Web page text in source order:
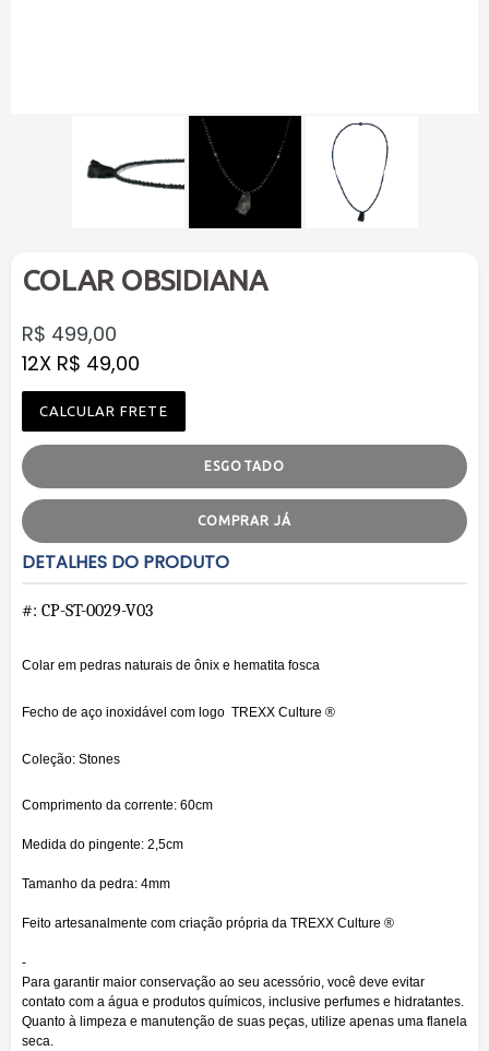
COLAR OBSIDIANA
Preço
normal
R$ 499,00
12X R$ 49,00
CALCULAR FRETE
ESGOTADO
COMPRAR JÁ
DETALHES DO PRODUTO
#: CP-ST-0029-V03
Colar em pedras naturais de ônix e hematita fosca
Fecho de aço inoxidável com logo TREXX Culture ®
Coleção: Stones
Comprimento da corrente: 60cm
Medida do pingente: 2,5cm
Tamanho da pedra: 4mm
Feito artesanalmente com criação própria da TREXX Culture ®
-
Para garantir maior conservação ao seu acessório, você deve evitar
contato com a água e produtos químicos, inclusive perfumes e hidratantes.
Quanto à limpeza e manutenção de suas peças, utilize apenas uma flanela
seca.